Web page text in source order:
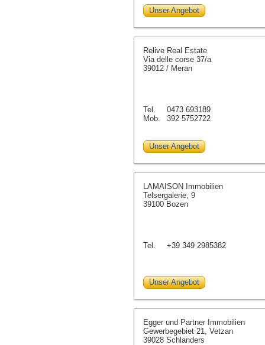
Unser Angebot
Relive Real Estate
Via delle corse 37/a
39012 / Meran
Tel.
0473 693189
Mob.
392 5752722
Unser Angebot
LAMAISON Immobilien
Telsergalerie, 9
39100 Bozen
Tel. +39 349 2985382
Unser Angebot
Egger und Partner Immobilien
Gewerbegebiet 21, Vetzan
39028 Schlanders